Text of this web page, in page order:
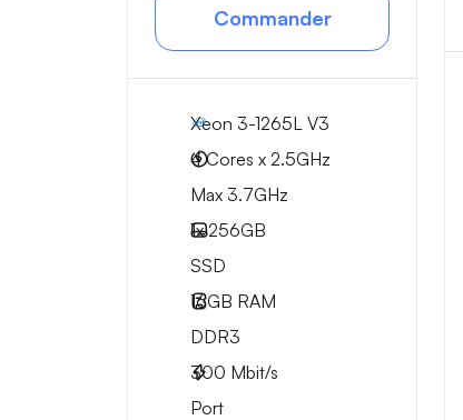
Commander
Xeon 3-1265L V3
4 Cores x 2.5GHz
Max 3.7GHz
1x256GB
SSD
16GB RAM
DDR3
300 Mbit/s
Port